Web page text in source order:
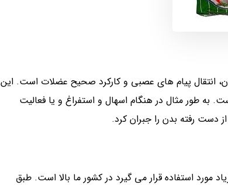
انتقال پیام های عصبی و کارکرد صحیح عضلات است. این
به طور مثال در هنگام اسهال و استفراغ و یا فعالیت
دست رفته بدن را جبران کرد.
مورد استفاده قرار می گیرد در کشور ما بالا است. طبق